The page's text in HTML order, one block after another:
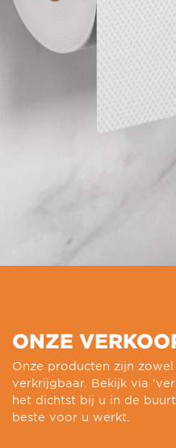
ONZE
Onze producten zijn
verkrijgbaar. Bekijk via
het dichtst bij u in de
beste voor u werkt.